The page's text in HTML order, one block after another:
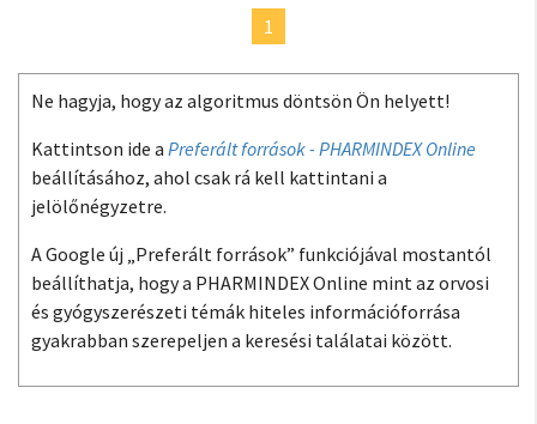
1
Ne hagyja, hogy az algoritmus döntsön Ön helyett!
Kattintson ide a Preferált források - PHARMINDEX Online
beállításához, ahol csak rá kell kattintani a
jelölőnégyzetre.
A Google új „Preferált források” funkciójával mostantól
beállíthatja, hogy a PHARMINDEX Online mint az orvosi
és gyógyszerészeti témák hiteles információforrása
gyakrabban szerepeljen a keresési találatai között.